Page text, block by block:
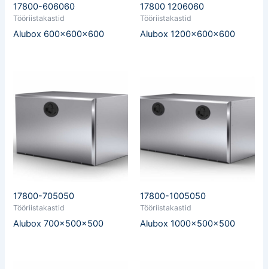
17800-606060
Tööriistakastid
Alubox 600x600x600
17800 1206060
Tööriistakastid
Alubox 1200x600x600
17800-705050
Tööriistakastid
Alubox 700x500x500
17800-1005050
Tööriistakastid
Alubox 1000x500x500